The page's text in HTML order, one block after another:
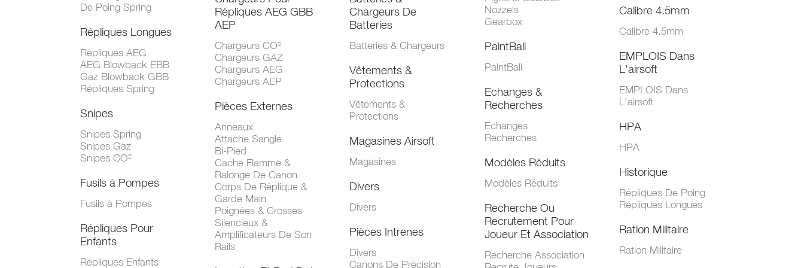
De Poing Spring
Répliques Longues
Répliques AEG
AEG Blowback EBB
Gaz Blowback GBB
Répliques Spring
Snipes
Snipes Spring
Snipes Gaz
Snipes CO²
Fusils à Pompes
Fusils à Pompes
Répliques Pour
Enfants
Répliques Enfants
Répliques AEG GBB
AEP
Chargeurs CO²
Chargeurs GAZ
Chargeurs AEG
Chargeurs AEP
Pièces Externes
Anneaux
Attache Sangle
Bi-Pied
Cache Flamme &
Ralonge De Canon
Corps De Réplique &
Garde Main
Poignées & Crosses
Silencieux &
Amplificateurs De Son
Rails
Chargeurs De
Batteries
Batteries & Chargeurs
Vêtements &
Protections
Vêtements &
Protections
Magasines Airsoft
Magasines
Divers
Divers
Pièces Intrenes
Divers
Canons De Précision
Nozzels
Gearbox
PaintBall
PaintBall
Echanges &
Recherches
Echanges
Recherches
Modèles Réduits
Modèles Réduits
Recherche Ou
Recrutement Pour
Joueur Et Association
Recherche Association
Calibre 4.5mm
Calibre 4.5mm
EMPLOIS Dans
L'airsoft
EMPLOIS Dans
L'airsoft
HPA
HPA
Historique
Répliques De Poing
Répliques Longues
Ration Militaire
Ration Militaire